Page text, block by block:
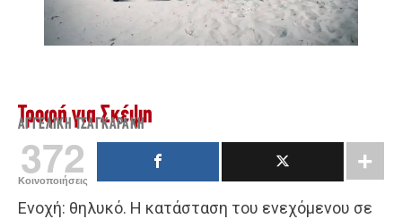
Τροφή για Σκέψη
ΑΓΓΕΛΙΚΉ ΤΣΑΓΚΑΡΆΚΗ
372
Κοινοποιήσεις
Ενοχή: θηλυκό. Η κατάσταση του ενεχόμενου σε